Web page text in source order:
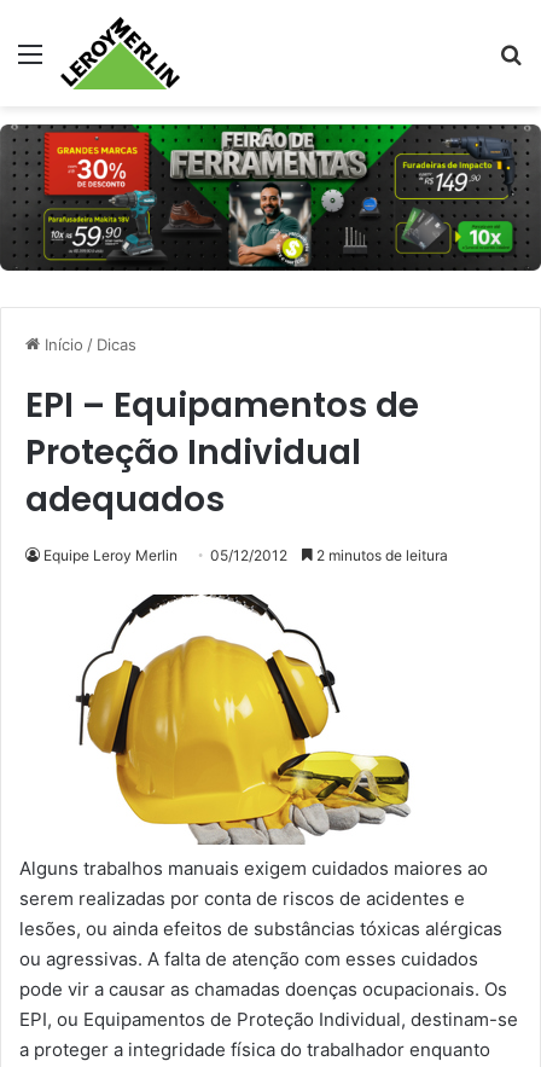
Menu
Início / Dicas
EPI – Equipamentos de
Proteção Individual
adequados
Equipe Leroy Merlin 05/12/2012 2 minutos de leitura
Alguns trabalhos manuais exigem cuidados maiores ao
serem realizadas por conta de riscos de acidentes e
lesões, ou ainda efeitos de substâncias tóxicas alérgicas
ou agressivas. A falta de atenção com esses cuidados
pode vir a causar as chamadas doenças ocupacionais. Os
EPI, ou Equipamentos de Proteção Individual, destinam-se
a proteger a integridade física do trabalhador enquanto